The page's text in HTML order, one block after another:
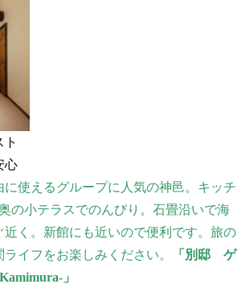
心
に使えるグループに人気の神邑。キッチ
の小テラスでのんびり。石畳沿いで海
近く。新館にも近いので便利です。旅の
イフをお楽しみください。
「別邸 ゲ
」